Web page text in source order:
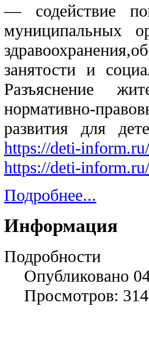
— содействие
муниципальных
занятости и
Разъяснение
нормативно-
развития для
https://deti-
https://deti-
Подробнее...
Информация
Подробности
Опубликовано
Просмотров: 314